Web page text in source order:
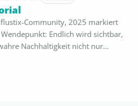
flustix-Community, 2025 markiert
Endlich wird sichtbar,
Nachhaltigkeit nicht nur